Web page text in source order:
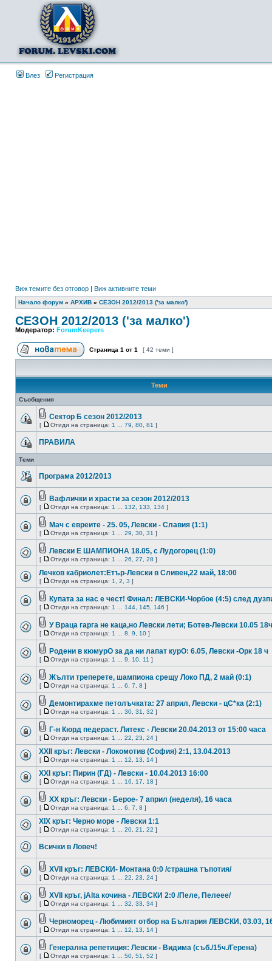
Влез Регистрация
Виж темите без отговор | Виж активните теми
Начало форум » АРХИВ » СЕЗОН 2012/2013 ('за малко')
СЕЗОН 2012/2013 ('за малко')
Модератор: ForumKeepers
Страница 1 от 1 [ 42 теми ]
Теми
Съобщения
Сектор Б сезон 2012/2013
[ Отиди на страница: 1 79 80 81 ]
ПРАВИЛА
Теми
Програма 2012/2013
Вафлички и храсти за сезон 2012/2013
[ Отиди на страница: 1 132 133 134 ]
Мач с евреите - 25. 05, Левски - Славия (1:1)
[ Отиди на страница: 1 29 30 31 ]
Левски Е ШАМПИОНА 18.05, с Лудогорец (1:0)
[ Отиди на страница: 1 26 27 28 ]
Лечков кабриолет:Етър-Левски в Сливен,22 май, 18:00
[ Отиди на страница: 1 2 3 ]
Купата за нас е чест! Финал: ЛЕВСКИ-Чорбое (4:5) след
[ Отиди на страница: 1 144 145 146 ]
У Враца гарга не каца,но Левски лети; Ботев-Левски 10.05 18ч
[ Отиди на страница: 1 8 9 10 ]
Родени в кюмурО за да ни лапат курО: 6.05, Левски -Орк 18 ч
[ Отиди на страница: 1 9 10 11 ]
Жълти треперете, шампиона срещу Локо ПД, 2 май (0:1)
[ Отиди на страница: 1 6 7 8 ]
Демонтирахме петолъчката: 27 април, Левски - цС*ка (2:1)
[ Отиди на страница: 1 30 31 32 ]
Г-н Кюрд педераст. Литекс - Левски 20.04.2013 от 15:00 часа
[ Отиди на страница: 1 22 23 24 ]
XXII кръг: Левски - Локомотив (София) 2:1, 13.04.2013
[ Отиди на страница: 1 12 13 14 ]
XXI кръг: Пирин (ГД) - Левски - 10.04.2013 16:00
[ Отиди на страница: 1 16 17 18 ]
XX кръг: Левски - Берое- 7 април (неделя), 16 часа
[ Отиди на страница: 1 6 7 8 ]
XIX кръг: Черно море - Левски 1:1
[ Отиди на страница: 1 20 21 22 ]
Всички в Ловеч!
XVII кръг: ЛЕВСКИ- Монтана 0:0 /страшна тъпотия/
[ Отиди на страница: 1 22 23 24 ]
XVII кръг, jAlta кочина - ЛЕВСКИ 2:0 /Пеле, Пелеее/
[ Отиди на страница: 1 32 33 34 ]
Черноморец - Любимият отбор на България ЛЕВСКИ, 03.03,
[ Отиди на страница: 1 12 13 14 ]
Генерална репетиция: Левски - Видима (съб./15ч./Герена)
[ Отиди на страница: 1 50 51 52 ]